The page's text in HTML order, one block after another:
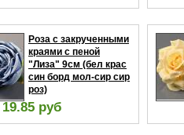
В корзину »
Роза с закрученными
краями с пеной
"Лиза" 9см (бел крас
син борд мол-сир сир
роз)
19.85 руб
В корзину »